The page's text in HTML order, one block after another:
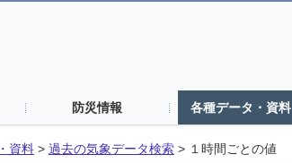
防災情報 各種データ・資料
資料 > 過去の気象データ検索 > １時間ごとの値